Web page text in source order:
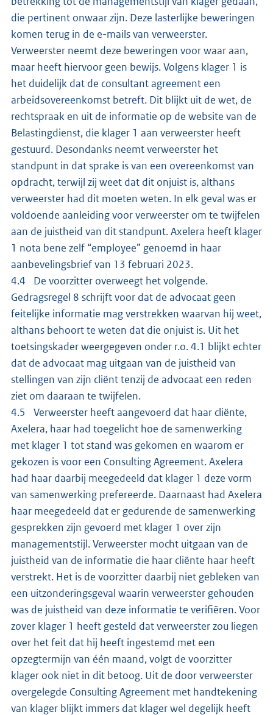
die pertinent onwaar zijn. Deze lasterlijke beweringen
komen terug in de e-mails van verweerster.
Verweerster neemt deze beweringen voor waar aan,
maar heeft hiervoor geen bewijs. Volgens klager 1 is
het duidelijk dat de consultant agreement een
arbeidsovereenkomst betreft. Dit blijkt uit de wet, de
rechtspraak en uit de informatie op de website van de
Belastingdienst, die klager 1 aan verweerster heeft
gestuurd. Desondanks neemt verweerster het
standpunt in dat sprake is van een overeenkomst van
opdracht, terwijl zij weet dat dit onjuist is, althans
verweerster had dit moeten weten. In elk geval was er
voldoende aanleiding voor verweerster om te twijfelen
aan de juistheid van dit standpunt. Axelera heeft klager
1 nota bene zelf “employee” genoemd in haar
aanbevelingsbrief van 13 februari 2023.
4.4 De voorzitter overweegt het volgende.
Gedragsregel 8 schrijft voor dat de advocaat geen
feitelijke informatie mag verstrekken waarvan hij weet,
althans behoort te weten dat die onjuist is. Uit het
toetsingskader weergegeven onder r.o. 4.1 blijkt echter
dat de advocaat mag uitgaan van de juistheid van
stellingen van zijn cliënt tenzij de advocaat een reden
ziet om daaraan te twijfelen.
4.5 Verweerster heeft aangevoerd dat haar cliënte,
Axelera, haar had toegelicht hoe de samenwerking
met klager 1 tot stand was gekomen en waarom er
gekozen is voor een Consulting Agreement. Axelera
had haar daarbij meegedeeld dat klager 1 deze vorm
van samenwerking prefereerde. Daarnaast had Axelera
haar meegedeeld dat er gedurende de samenwerking
gesprekken zijn gevoerd met klager 1 over zijn
managementstijl. Verweerster mocht uitgaan van de
juistheid van de informatie die haar cliënte haar heeft
verstrekt. Het is de voorzitter daarbij niet gebleken van
een uitzonderingsgeval waarin verweerster gehouden
was de juistheid van deze informatie te verifiëren. Voor
zover klager 1 heeft gesteld dat verweerster zou liegen
over het feit dat hij heeft ingestemd met een
opzegtermijn van één maand, volgt de voorzitter
klager ook niet in dit betoog. Uit de door verweerster
overgelegde Consulting Agreement met handtekening
van klager blijkt immers dat klager wel degelijk heeft